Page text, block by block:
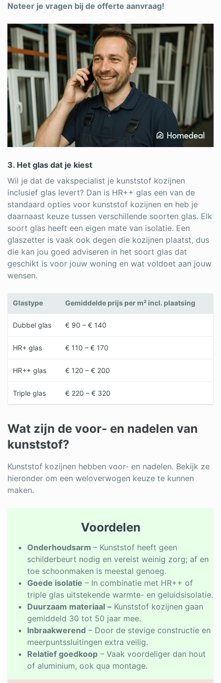
Noteer je vragen bij de offerte aanvraag!
3. Het glas dat je kiest
Wil je dat de vakspecialist je kunststof kozijnen
inclusief glas levert? Dan is HR++ glas een van de
standaard opties voor kunststof kozijnen en heb je
daarnaast keuze tussen verschillende soorten glas. Elk
soort glas heeft een eigen mate van isolatie. Een
glaszetter is vaak ook degen die kozijnen plaatst, dus
die kan jou goed adviseren in het soort glas dat
geschikt is voor jouw woning en wat voldoet aan jouw
wensen.
Glastype Gemiddelde prijs per m² incl. plaatsing
Dubbel glas € 90 – € 140
HR+ glas € 110 – € 170
HR++ glas € 120 – € 200
Triple glas € 220 – € 320
Wat zijn de voor- en nadelen van
kunststof?
Kunststof kozijnen hebben voor- en nadelen. Bekijk ze
hieronder om een weloverwogen keuze te kunnen
maken.
Voordelen
Onderhoudsarm – Kunststof heeft geen
schilderbeurt nodig en vereist weinig zorg; af en
toe schoonmaken is meestal genoeg.
Goede isolatie – In combinatie met HR++ of
triple glas uitstekende warmte- en geluidsisolatie.
Duurzaam materiaal – Kunststof kozijnen gaan
gemiddeld 30 tot 50 jaar mee.
Inbraakwerend – Door de stevige constructie en
meerpuntssluitingen extra veilig.
Relatief goedkoop – Vaak voordeliger dan hout
of aluminium, ook qua montage.